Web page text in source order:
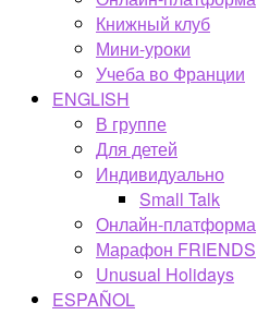
Книжный клуб
Мини-уроки
Учеба во Франции
ENGLISH
В группе
Для детей
Индивидуально
Small Talk
Онлайн-платформа
Марафон FRIENDS
Unusual Holidays
ESPAÑOL